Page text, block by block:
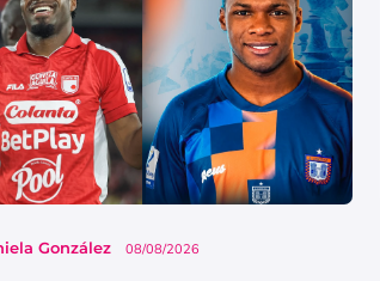
González 08/08/2026